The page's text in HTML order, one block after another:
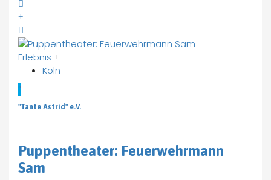
Erlebnis +
Köln
"
"Tante Astrid" e.V.
Puppentheater: Feuerwehrmann
Sam